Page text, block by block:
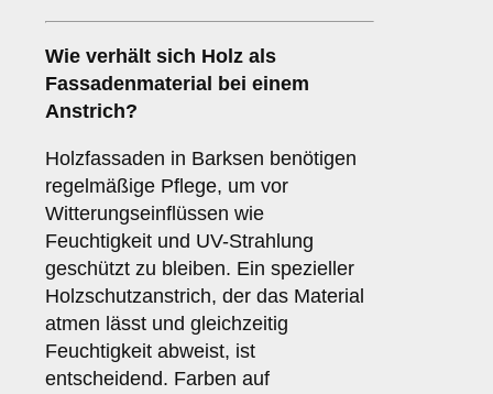
Wie verhält sich Holz als
Fassadenmaterial bei einem
Anstrich?
Holzfassaden in Barksen benötigen
regelmäßige Pflege, um vor
Witterungseinflüssen wie
Feuchtigkeit und UV-Strahlung
geschützt zu bleiben. Ein spezieller
Holzschutzanstrich, der das Material
atmen lässt und gleichzeitig
Feuchtigkeit abweist, ist
entscheidend. Farben auf